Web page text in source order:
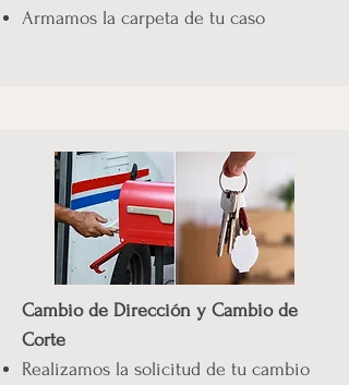
Armamos la carpeta de tu caso
Cambio de Dirección y Cambio de
Corte
Realizamos la solicitud de tu cambio